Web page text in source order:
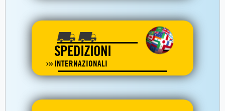
SPEDIZIONI
INTERNAZIONALI